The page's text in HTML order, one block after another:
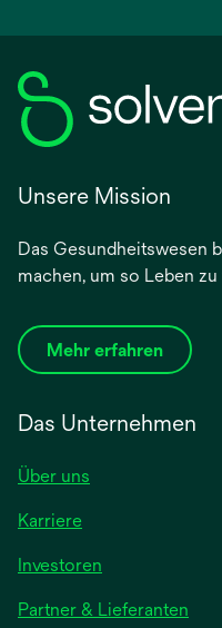
Unsere Mission
Das Gesundheitswesen
machen, um so Leben
Mehr erfahren
Das Unternehmen
Über uns
Karriere
Investoren
Partner & Lieferanten